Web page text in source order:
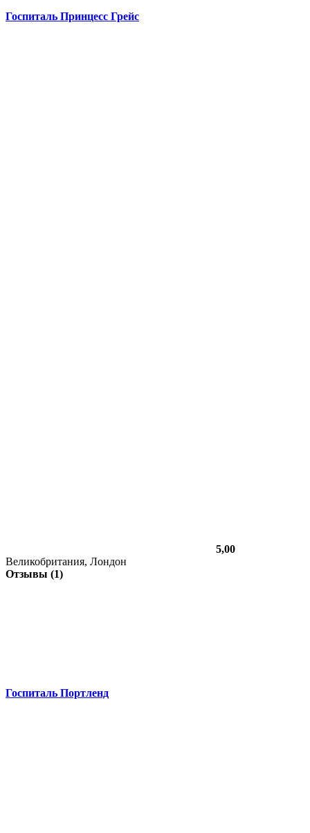
Госпиталь Принцесс Грейс
5,00
Великобритания, Лондон
Отзывы (1)
Госпиталь Портленд